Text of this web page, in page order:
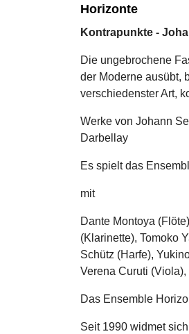
Horizonte
Kontrapunkte -
Die ungebrochene
der Moderne ausübt,
verschiedenster Art,
Werke von Johann
Darbellay
Es spielt das
mit
Dante Montoya
(Klarinette), Tomoko
Schütz (Harfe),
Verena Curuti
Das Ensemble
Seit 1990 widmet